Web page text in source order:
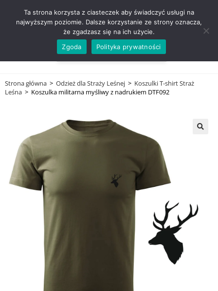
ZADZWOŃ TEL. 600 352 938
Strona główna > Odzież dla Straży Leśnej > Koszulki T-shirt Straż
Leśna > Koszulka militarna myśliwy z nadrukiem DTF092
Ta strona korzysta z ciasteczek aby świadczyć usługi na
najwyższym poziomie. Dalsze korzystanie ze strony oznacza,
że zgadzasz się na ich użycie.
Zgoda
Polityka prywatności